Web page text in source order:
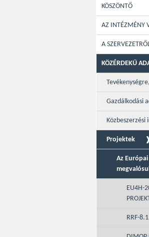
KÖSZÖNTŐ
AZ INTÉZMÉNY
A
KÖZÉRDEKŰ
Gazdálkodási
Közbeszerzési
Projektek
Az
EU4H-
RRF-